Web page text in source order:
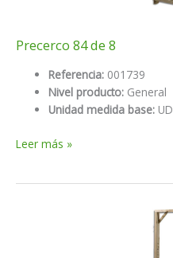
Precerco 84 de 8
Referencia: 001739
Nivel producto: General
Unidad medida base: UD
Precerco
Leer más »